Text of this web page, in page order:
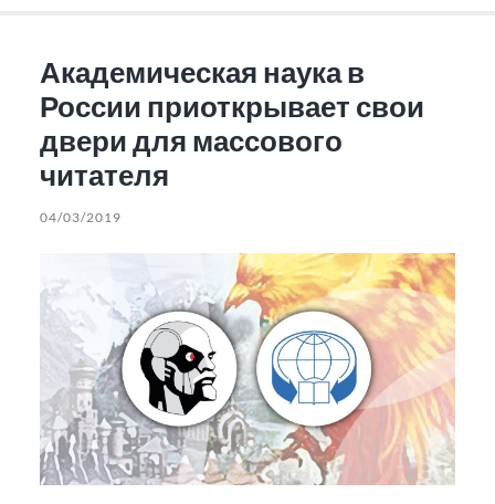
Академическая наука в
России приоткрывает свои
двери для массового
читателя
04/03/2019